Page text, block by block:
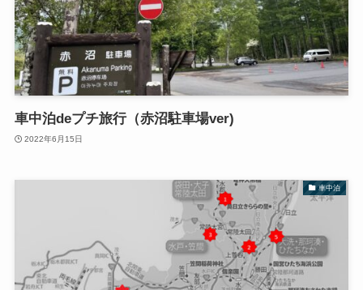
車中泊deプチ旅行（赤沼駐車場ver)
2022年6月15日
車中泊